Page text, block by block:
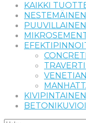
KAIKKI